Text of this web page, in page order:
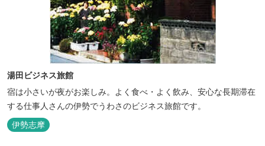
湯田ビジネス旅館
宿は小さいが夜がお楽しみ。よく食べ・よく飲み、安心な長期滞在
する仕事人さんの伊勢でうわさのビジネス旅館です。
伊勢志摩